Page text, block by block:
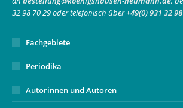
windowwindow
new
window
32 98 70 29 oder telefonisch über+49(0) 931 32
Fachgebiete
Periodika
Autorinnen und Autoren